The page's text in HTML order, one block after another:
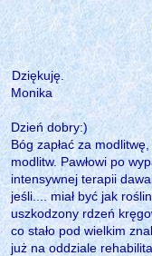
Dziękuję.
Monika
Dzień dobry:)
Bóg zapłać za
modlitw. Pawłowi po
intensywnej terapii
jeśli.... miał być jak
uszkodzony rdzeń
co stało pod wielkim
już na oddziale